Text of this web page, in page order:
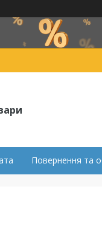
Повернення та